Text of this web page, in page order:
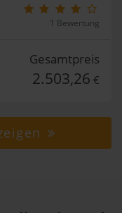
1 Bewertung
Gesamtpreis
2.503,26 €